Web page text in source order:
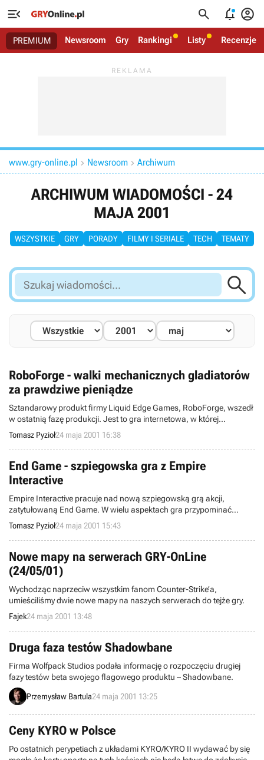
   
PREMIUM Newsroom Gry Rankingi Listy Recenzje
www.gry-online.pl  Newsroom  Archiwum
ARCHIWUM WIADOMOŚCI - 24
MAJA 2001
WSZYSTKIE GRY PORADY FILMY I SERIALE TECH TEMATY
Szukaj
wiadomości...

RoboForge - walki mechanicznych gladiatorów
za prawdziwe pieniądze
Sztandarowy produkt firmy Liquid Edge Games, RoboForge, wszedł
w ostatnią fazę produkcji. Jest to gra internetowa, w której
budujemy swoje roboty, trenujemy je i wystawiamy do walki na
arenach jako gladiatorów. Co ciekawe – jest to prawdopodobnie
pierwsza gra w której wygrywamy prawdziwe pieniądze.
Tomasz Pyzioł24 maja 2001 16:38
End Game - szpiegowska gra z Empire
Interactive
Empire Interactive pracuje nad nową szpiegowską grą akcji,
zatytułowaną End Game. W wielu aspektach gra przypominać
będzie doskonałą produkcję Monolith Productions – No One Lives
Forever. Według producenta, End Game charakteryzować będzie
technologia „Game in Game”, umożliwiająca zaimplementowanie
trzech gatunków w jednym produkcie.
Tomasz Pyzioł24 maja 2001 15:43
Nowe mapy na serwerach GRY-OnLine
(24/05/01)
Wychodząc naprzeciw wszystkim fanom Counter-Strike’a,
umieściliśmy dwie nowe mapy na naszych serwerach do tejże gry.
Fajek24 maja 2001 13:48
Druga faza testów Shadowbane
Firma Wolfpack Studios podała informację o rozpoczęciu drugiej
fazy testów beta swojego flagowego produktu – Shadowbane.
Przemysław Bartula24 maja 2001 13:25
Ceny KYRO w Polsce
Po ostatnich perypetiach z układami KYRO/KYRO II wydawać by się